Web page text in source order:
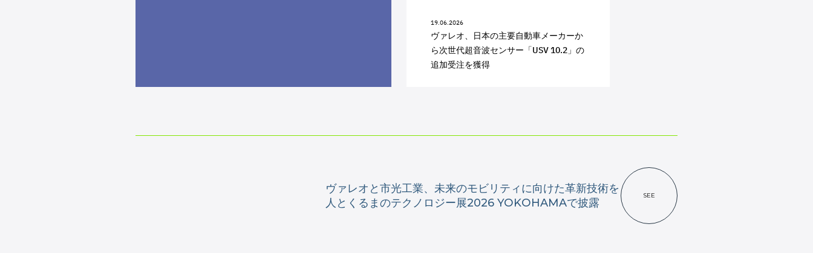
19.06.2026
ヴァレオ、日本の主要自動車メーカーか
ら次世代超音波センサー「USV 10.2」の
追加受注を獲得
ヴァレオと市光工業、未来のモビリティに向けた革新技術を
人とくるまのテクノロジー展2026 YOKOHAMAで披露
SEE